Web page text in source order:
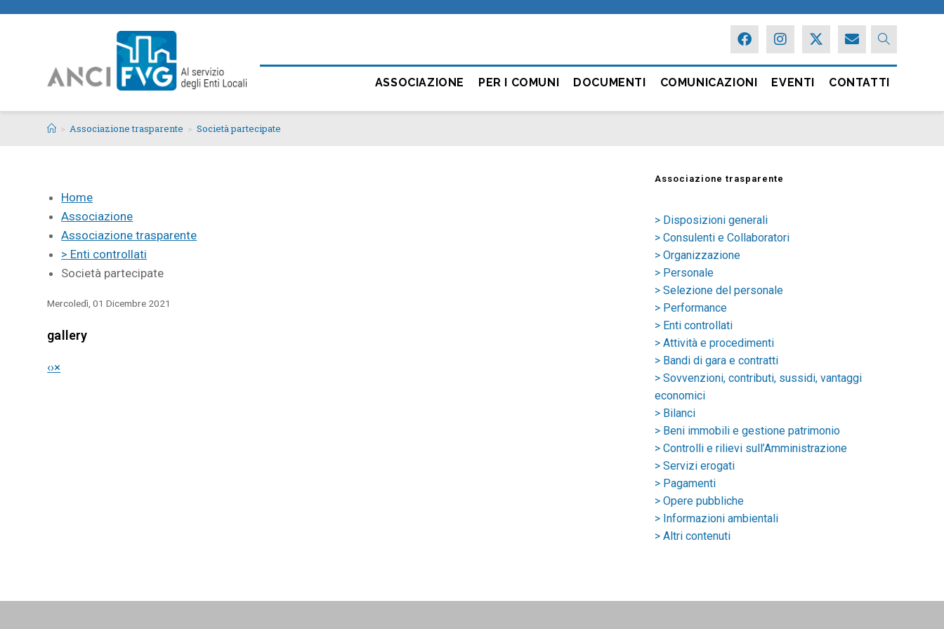
ASSOCIAZIONE PER I COMUNI DOCUMENTI COMUNICAZIONI EVENTI CONTATTI
> Associazione trasparente > Società partecipate
Home
Associazione
Associazione trasparente
> Enti controllati
Società partecipate
Mercoledì, 01 Dicembre 2021
gallery
‹›×
Associazione trasparente
> Disposizioni generali
> Consulenti e Collaboratori
> Organizzazione
> Personale
> Selezione del personale
> Performance
> Enti controllati
> Attività e procedimenti
> Bandi di gara e contratti
> Sovvenzioni, contributi, sussidi, vantaggi
economici
> Bilanci
> Beni immobili e gestione patrimonio
> Controlli e rilievi sull’Amministrazione
> Servizi erogati
> Pagamenti
> Opere pubbliche
> Informazioni ambientali
> Altri contenuti